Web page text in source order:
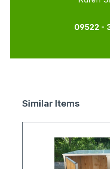
09522 -
Produktgalerie
Similar Items